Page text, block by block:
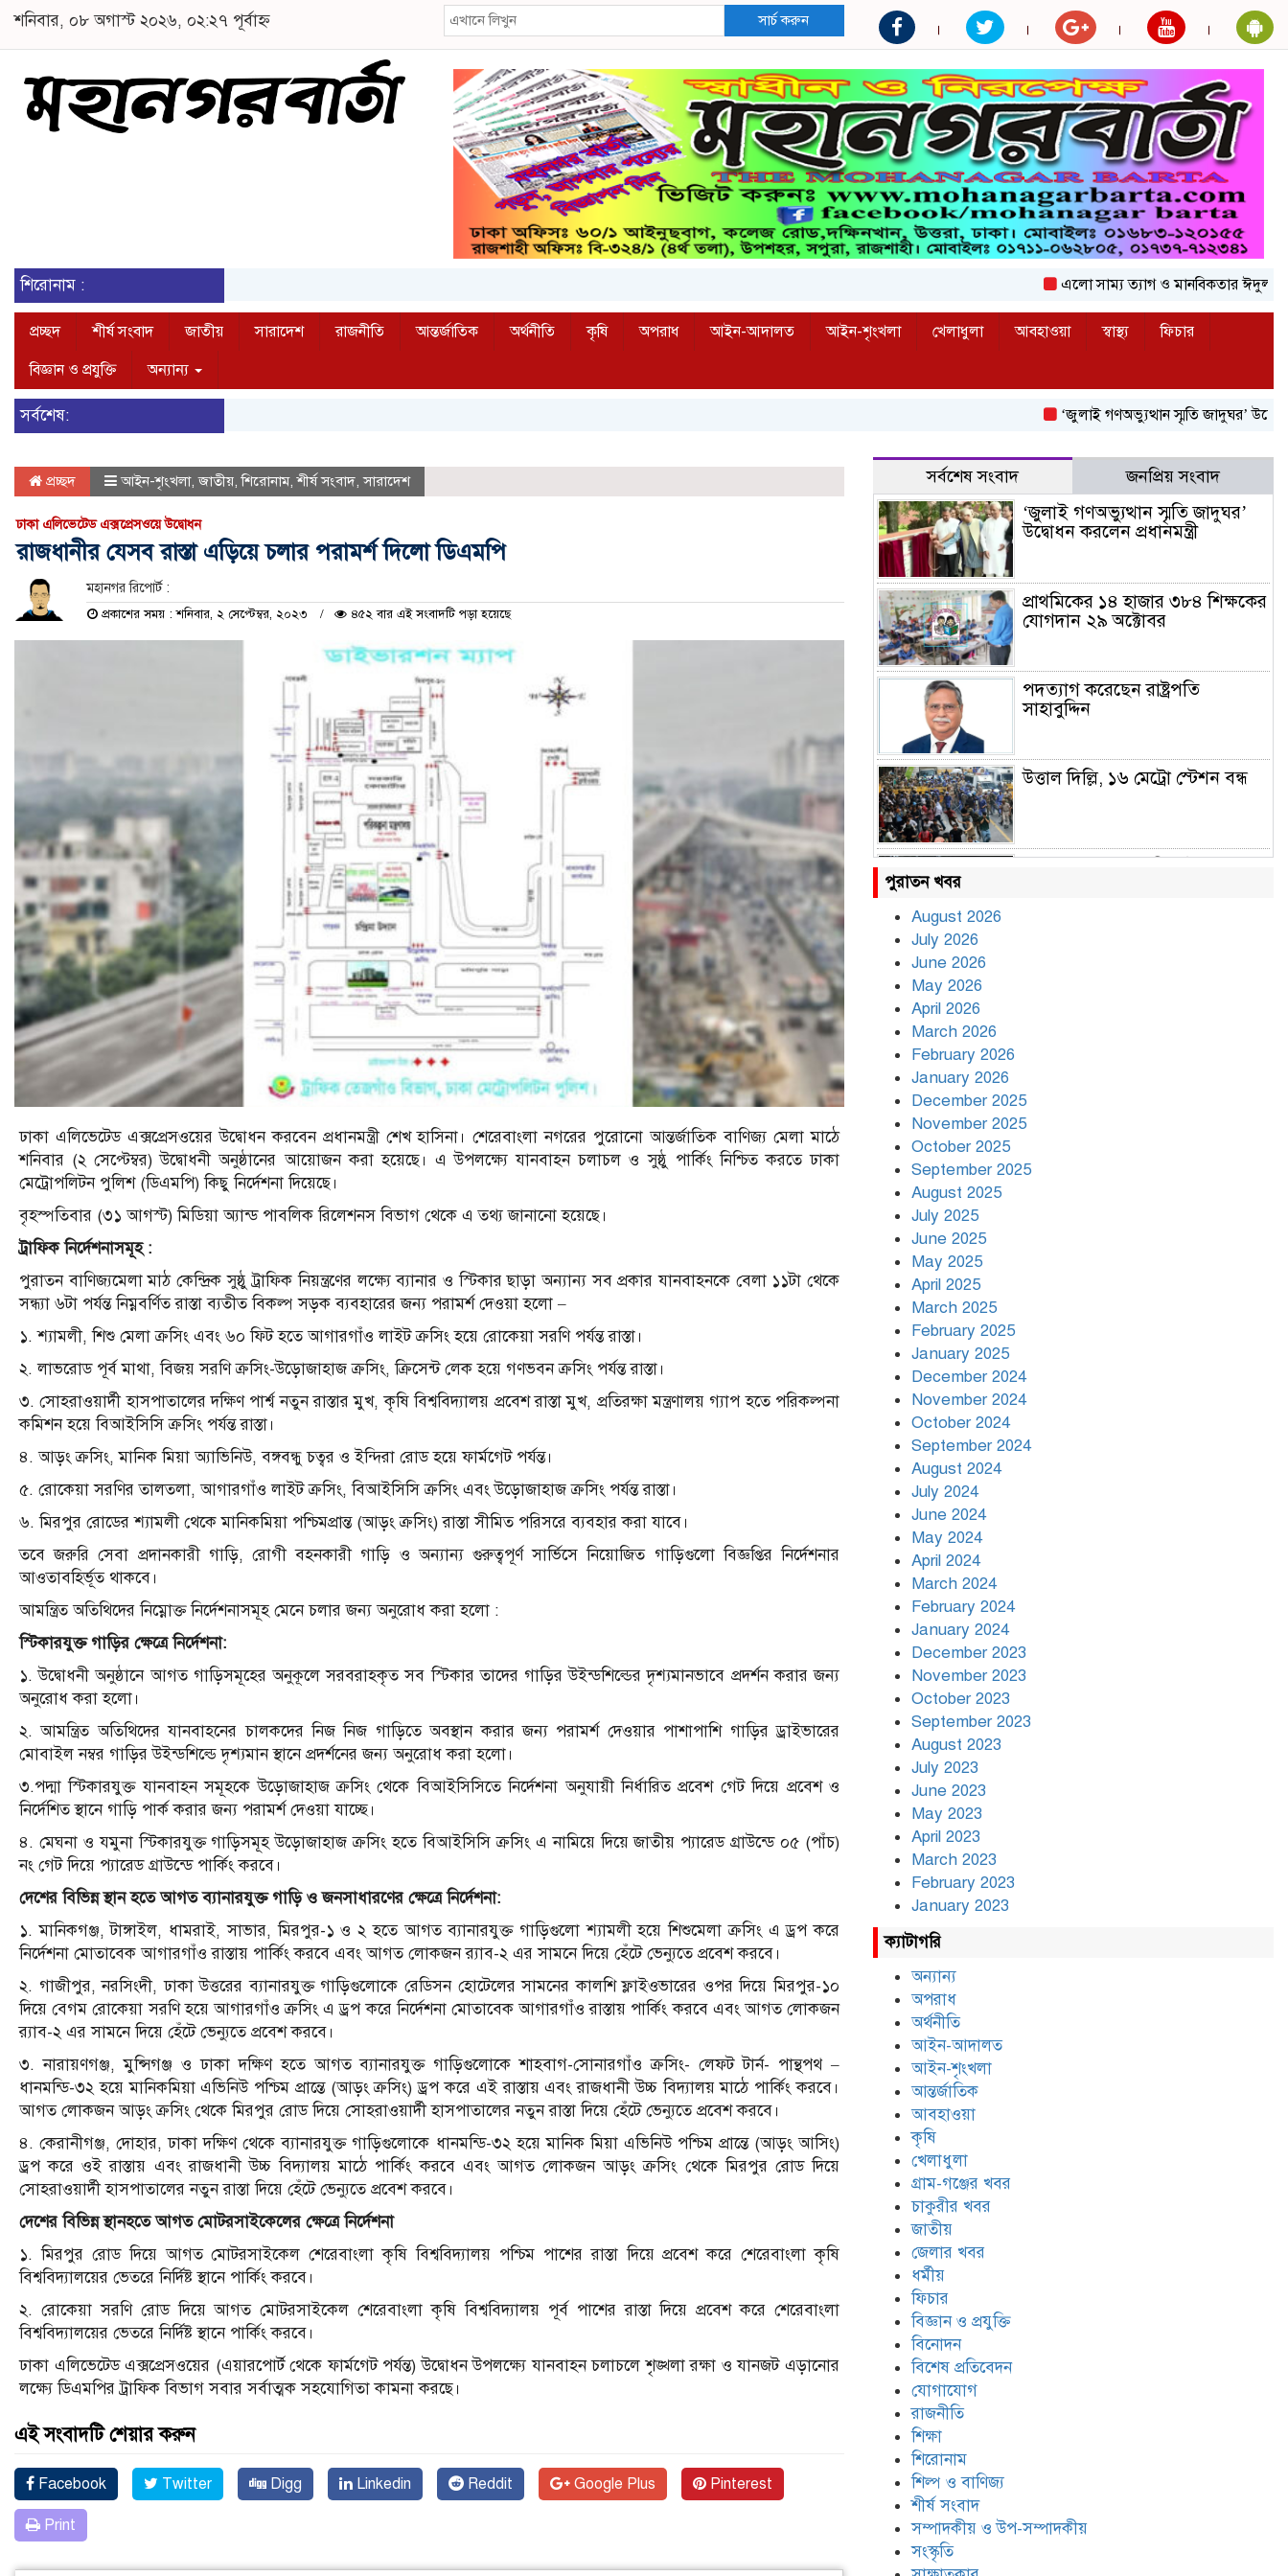
শনিবার, ০৮ অগাস্ট ২০২৬, ০২:২৭ পূর্বাহ্ন সার্চ করুন
শিরোনাম : এলো সাম্য ত্যাগ ও মানবিকতার ঈদুল আজহা
প্রচ্ছদ শীর্ষ সংবাদ জাতীয় সারাদেশ রাজনীতি আন্তর্জাতিক অর্থনীতি কৃষি অপরাধ আইন-আদালত আইন-শৃংখলা খেলাধুলা আবহাওয়া স্বাস্থ্য
ফিচার
বিজ্ঞান ও প্রযুক্তি
অন্যান্য
সর্বশেষ: ‘জুলাই গণঅভ্যুত্থান স্মৃতি জাদুঘর’ উদ্বোধন করলেন
প্রচ্ছদ আইন-শৃংখলা,জাতীয়,শিরোনাম,শীর্ষ সংবাদ,সারাদেশ
ঢাকা এলিভেটেড এক্সপ্রেসওয়ে উদ্বোধন
রাজধানীর যেসব রাস্তা এড়িয়ে চলার পরামর্শ দিলো ডিএমপি
মহানগর রিপোর্ট :
প্রকাশের সময় : শনিবার, ২ সেপ্টেম্বর, ২০২৩ ৪৫২ বার এই সংবাদটি পড়া হয়েছে
ঢাকা এলিভেটেড এক্সপ্রেসওয়ের উদ্বোধন করবেন প্রধানমন্ত্রী শেখ হাসিনা। শেরেবাংলা নগরের পুরোনো আন্তর্জাতিক বাণিজ্য মেলা মাঠে
শনিবার (২ সেপ্টেম্বর) উদ্বোধনী অনুষ্ঠানের আয়োজন করা হয়েছে। এ উপলক্ষ্যে যানবাহন চলাচল ও সুষ্ঠু পার্কিং নিশ্চিত করতে ঢাকা
মেট্রোপলিটন পুলিশ (ডিএমপি) কিছু নির্দেশনা দিয়েছে।
বৃহস্পতিবার (৩১ আগস্ট) মিডিয়া অ্যান্ড পাবলিক রিলেশনস বিভাগ থেকে এ তথ্য জানানো হয়েছে।
ট্রাফিক নির্দেশনাসমূহ :
পুরাতন বাণিজ্যমেলা মাঠ কেন্দ্রিক সুষ্ঠু ট্রাফিক নিয়ন্ত্রণের লক্ষ্যে ব্যানার ও স্টিকার ছাড়া অন্যান্য সব প্রকার যানবাহনকে বেলা ১১টা থেকে
সন্ধ্যা ৬টা পর্যন্ত নিম্নবর্ণিত রাস্তা ব্যতীত বিকল্প সড়ক ব্যবহারের জন্য পরামর্শ দেওয়া হলো –
১. শ্যামলী, শিশু মেলা ক্রসিং এবং ৬০ ফিট হতে আগারগাঁও লাইট ক্রসিং হয়ে রোকেয়া সরণি পর্যন্ত রাস্তা।
২. লাভরোড পূর্ব মাথা, বিজয় সরণি ক্রসিং-উড়োজাহাজ ক্রসিং, ক্রিসেন্ট লেক হয়ে গণভবন ক্রসিং পর্যন্ত রাস্তা।
৩. সোহরাওয়ার্দী হাসপাতালের দক্ষিণ পার্শ্ব নতুন রাস্তার মুখ, কৃষি বিশ্ববিদ্যালয় প্রবেশ রাস্তা মুখ, প্রতিরক্ষা মন্ত্রণালয় গ্যাপ হতে পরিকল্পনা
কমিশন হয়ে বিআইসিসি ক্রসিং পর্যন্ত রাস্তা।
৪. আড়ং ক্রসিং, মানিক মিয়া অ্যাভিনিউ, বঙ্গবন্ধু চত্বর ও ইন্দিরা রোড হয়ে ফার্মগেট পর্যন্ত।
৫. রোকেয়া সরণির তালতলা, আগারগাঁও লাইট ক্রসিং, বিআইসিসি ক্রসিং এবং উড়োজাহাজ ক্রসিং পর্যন্ত রাস্তা।
৬. মিরপুর রোডের শ্যামলী থেকে মানিকমিয়া পশ্চিমপ্রান্ত (আড়ং ক্রসিং) রাস্তা সীমিত পরিসরে ব্যবহার করা যাবে।
তবে জরুরি সেবা প্রদানকারী গাড়ি, রোগী বহনকারী গাড়ি ও অন্যান্য গুরুত্বপূর্ণ সার্ভিসে নিয়োজিত গাড়িগুলো বিজ্ঞপ্তির নির্দেশনার
আওতাবহির্ভূত থাকবে।
আমন্ত্রিত অতিথিদের নিম্নোক্ত নির্দেশনাসমূহ মেনে চলার জন্য অনুরোধ করা হলো :
স্টিকারযুক্ত গাড়ির ক্ষেত্রে নির্দেশনা:
১. উদ্বোধনী অনুষ্ঠানে আগত গাড়িসমূহের অনুকূলে সরবরাহকৃত সব স্টিকার তাদের গাড়ির উইন্ডশিল্ডের দৃশ্যমানভাবে প্রদর্শন করার জন্য
অনুরোধ করা হলো।
২. আমন্ত্রিত অতিথিদের যানবাহনের চালকদের নিজ নিজ গাড়িতে অবস্থান করার জন্য পরামর্শ দেওয়ার পাশাপাশি গাড়ির ড্রাইভারের
মোবাইল নম্বর গাড়ির উইন্ডশিল্ডে দৃশ্যমান স্থানে প্রদর্শনের জন্য অনুরোধ করা হলো।
৩.পদ্মা স্টিকারযুক্ত যানবাহন সমূহকে উড়োজাহাজ ক্রসিং থেকে বিআইসিসিতে নির্দেশনা অনুযায়ী নির্ধারিত প্রবেশ গেট দিয়ে প্রবেশ ও
নির্দেশিত স্থানে গাড়ি পার্ক করার জন্য পরামর্শ দেওয়া যাচ্ছে।
৪. মেঘনা ও যমুনা স্টিকারযুক্ত গাড়িসমূহ উড়োজাহাজ ক্রসিং হতে বিআইসিসি ক্রসিং এ নামিয়ে দিয়ে জাতীয় প্যারেড গ্রাউন্ডে ০৫ (পাঁচ)
নং গেট দিয়ে প্যারেড গ্রাউন্ডে পার্কিং করবে।
দেশের বিভিন্ন স্থান হতে আগত ব্যানারযুক্ত গাড়ি ও জনসাধারণের ক্ষেত্রে নির্দেশনা:
১. মানিকগঞ্জ, টাঙ্গাইল, ধামরাই, সাভার, মিরপুর-১ ও ২ হতে আগত ব্যানারযুক্ত গাড়িগুলো শ্যামলী হয়ে শিশুমেলা ক্রসিং এ ড্রপ করে
নির্দেশনা মোতাবেক আগারগাঁও রাস্তায় পার্কিং করবে এবং আগত লোকজন র‍্যাব-২ এর সামনে দিয়ে হেঁটে ভেন্যুতে প্রবেশ করবে।
২. গাজীপুর, নরসিংদী, ঢাকা উত্তরের ব্যানারযুক্ত গাড়িগুলোকে রেডিসন হোটেলের সামনের কালশি ফ্লাইওভারের ওপর দিয়ে মিরপুর-১০
দিয়ে বেগম রোকেয়া সরণি হয়ে আগারগাঁও ক্রসিং এ ড্রপ করে নির্দেশনা মোতাবেক আগারগাঁও রাস্তায় পার্কিং করবে এবং আগত লোকজন
র‍্যাব-২ এর সামনে দিয়ে হেঁটে ভেন্যুতে প্রবেশ করবে।
৩. নারায়ণগঞ্জ, মুন্সিগঞ্জ ও ঢাকা দক্ষিণ হতে আগত ব্যানারযুক্ত গাড়িগুলোকে শাহবাগ-সোনারগাঁও ক্রসিং- লেফট টার্ন- পান্থপথ –
ধানমন্ডি-৩২ হয়ে মানিকমিয়া এভিনিউ পশ্চিম প্রান্তে (আড়ং ক্রসিং) ড্রপ করে এই রাস্তায় এবং রাজধানী উচ্চ বিদ্যালয় মাঠে পার্কিং করবে।
আগত লোকজন আড়ং ক্রসিং থেকে মিরপুর রোড দিয়ে সোহরাওয়ার্দী হাসপাতালের নতুন রাস্তা দিয়ে হেঁটে ভেন্যুতে প্রবেশ করবে।
৪. কেরানীগঞ্জ, দোহার, ঢাকা দক্ষিণ থেকে ব্যানারযুক্ত গাড়িগুলোকে ধানমন্ডি-৩২ হয়ে মানিক মিয়া এভিনিউ পশ্চিম প্রান্তে (আড়ং আসিং)
ড্রপ করে ওই রাস্তায় এবং রাজধানী উচ্চ বিদ্যালয় মাঠে পার্কিং করবে এবং আগত লোকজন আড়ং ক্রসিং থেকে মিরপুর রোড দিয়ে
সোহরাওয়ার্দী হাসপাতালের নতুন রাস্তা দিয়ে হেঁটে ভেন্যুতে প্রবেশ করবে।
দেশের বিভিন্ন স্থানহতে আগত মোটরসাইকেলের ক্ষেত্রে নির্দেশনা
১. মিরপুর রোড দিয়ে আগত মোটরসাইকেল শেরেবাংলা কৃষি বিশ্ববিদ্যালয় পশ্চিম পাশের রাস্তা দিয়ে প্রবেশ করে শেরেবাংলা কৃষি
বিশ্ববিদ্যালয়ের ভেতরে নির্দিষ্ট স্থানে পার্কিং করবে।
২. রোকেয়া সরণি রোড দিয়ে আগত মোটরসাইকেল শেরেবাংলা কৃষি বিশ্ববিদ্যালয় পূর্ব পাশের রাস্তা দিয়ে প্রবেশ করে শেরেবাংলা
বিশ্ববিদ্যালয়ের ভেতরে নির্দিষ্ট স্থানে পার্কিং করবে।
ঢাকা এলিভেটেড এক্সপ্রেসওয়ের (এয়ারপোর্ট থেকে ফার্মগেট পর্যন্ত) উদ্বোধন উপলক্ষ্যে যানবাহন চলাচলে শৃঙ্খলা রক্ষা ও যানজট এড়ানোর
লক্ষ্যে ডিএমপির ট্রাফিক বিভাগ সবার সর্বাত্মক সহযোগিতা কামনা করছে।
এই সংবাদটি শেয়ার করুন
Facebook Twitter Digg Linkedin Reddit Google Plus Pinterest
Print
সর্বশেষ সংবাদ জনপ্রিয় সংবাদ
‘জুলাই গণঅভ্যুত্থান স্মৃতি জাদুঘর’
উদ্বোধন করলেন প্রধানমন্ত্রী
প্রাথমিকের ১৪ হাজার ৩৮৪ শিক্ষকের
যোগদান ২৯ অক্টোবর
পদত্যাগ করেছেন রাষ্ট্রপতি
সাহাবুদ্দিন
উত্তাল দিল্লি, ১৬ মেট্রো স্টেশন বন্ধ
বৃষ্টি থামার নাম নেই, পথে পথে
পুরাতন খবর
August 2026
July 2026
June 2026
May 2026
April 2026
March 2026
February 2026
January 2026
December 2025
November 2025
October 2025
September 2025
August 2025
July 2025
June 2025
May 2025
April 2025
March 2025
February 2025
January 2025
December 2024
November 2024
October 2024
September 2024
August 2024
July 2024
June 2024
May 2024
April 2024
March 2024
February 2024
January 2024
December 2023
November 2023
October 2023
September 2023
August 2023
July 2023
June 2023
May 2023
April 2023
March 2023
February 2023
January 2023
ক্যাটাগরি
অন্যান্য
অপরাধ
অর্থনীতি
আইন-আদালত
আইন-শৃংখলা
আন্তর্জাতিক
আবহাওয়া
কৃষি
খেলাধুলা
গ্রাম-গঞ্জের খবর
চাকুরীর খবর
জাতীয়
জেলার খবর
ধর্মীয়
ফিচার
বিজ্ঞান ও প্রযুক্তি
বিনোদন
বিশেষ প্রতিবেদন
যোগাযোগ
রাজনীতি
শিক্ষা
শিরোনাম
শিল্প ও বাণিজ্য
শীর্ষ সংবাদ
সম্পাদকীয় ও উপ-সম্পাদকীয়
সংস্কৃতি